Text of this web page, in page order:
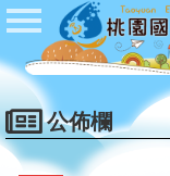
首頁
公佈欄
開課公告
學校登入
公佈欄